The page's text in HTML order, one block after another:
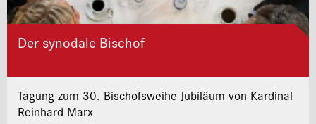
Der synodale Bischof
Tagung zum 30. Bischofsweihe-Jubiläum von Kardinal
Reinhard Marx